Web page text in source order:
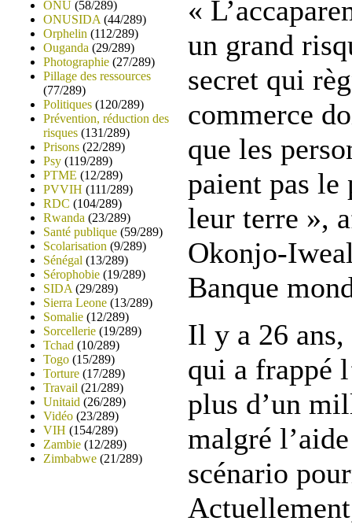
ONU (58/289)
ONUSIDA (44/289)
Orphelin (112/289)
Ouganda (29/289)
Photographie (27/289)
Pillage des ressources
(77/289)
Politiques (120/289)
Prévention, réduction des
risques (131/289)
Prisons (22/289)
Psy (119/289)
PTME (12/289)
PVVIH (111/289)
RDC (104/289)
Rwanda (23/289)
Santé publique (59/289)
Scolarisation (9/289)
Sénégal (13/289)
Sérophobie (19/289)
SIDA (29/289)
Sierra Leone (13/289)
Somalie (12/289)
Sorcellerie (19/289)
Tchad (10/289)
Togo (15/289)
Torture (17/289)
Travail (21/289)
Unitaid (26/289)
Vidéo (23/289)
VIH (154/289)
Zambie (12/289)
Zimbabwe (21/289)
«
un grand
secret qui
commerce
que les
paient pas
leur terre »,
Okonjo-
Banque
Il y a 26
qui a frappé
plus d’un
malgré
scénario